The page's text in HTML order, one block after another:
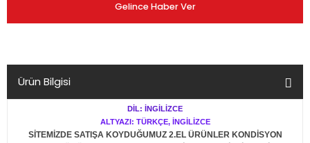
Gelince Haber Ver
Ürün Bilgisi
DİL: İNGİLİZCE
ALTYAZI: TÜRKÇE, İNGİLİZCE
SİTEMİZDE SATIŞA KOYDUĞUMUZ 2.EL ÜRÜNLER KONDİSYON